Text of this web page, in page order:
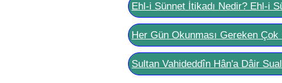
Ehl-i Sünnet İtikadı Nedir? Ehl-i
Her Gün Okunması Gereken
Sultan Vahideddîn Hân'a Dâir